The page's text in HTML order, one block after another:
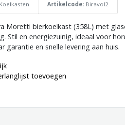
Koelkasten Artikelcode: Biravol2
Moretti bierkoelkast (358L) met
Stil en energiezuinig, ideaal voor
garantie en snelle levering aan huis.
toevoegen